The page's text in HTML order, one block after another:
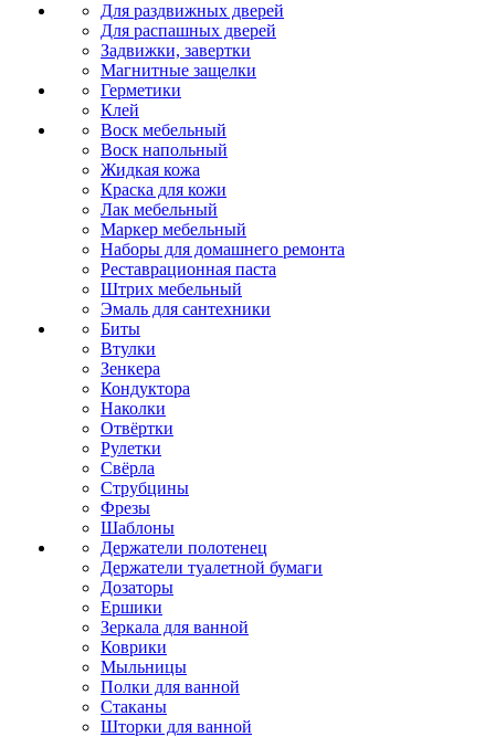
Для раздвижных дверей
Для распашных дверей
Задвижки, завертки
Магнитные защелки
Герметики
Клей
Воск мебельный
Воск напольный
Жидкая кожа
Краска для кожи
Лак мебельный
Маркер мебельный
Наборы для домашнего ремонта
Реставрационная паста
Штрих мебельный
Эмаль для сантехники
Биты
Втулки
Зенкера
Кондуктора
Наколки
Отвёртки
Рулетки
Свёрла
Струбцины
Фрезы
Шаблоны
Держатели полотенец
Держатели туалетной бумаги
Дозаторы
Ершики
Зеркала для ванной
Коврики
Мыльницы
Полки для ванной
Стаканы
Шторки для ванной